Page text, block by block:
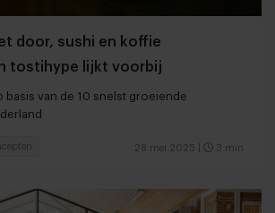
door, sushi en koffie
tostihype lijkt voorbij
basis van de 10 snelst groeiende
28 mei 2025 3 min